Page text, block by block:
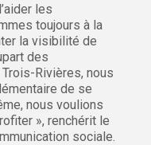
les
toujours à la
la visibilité de
des
Rivières, nous
de se
nous voulions
», renchérit le
sociale.